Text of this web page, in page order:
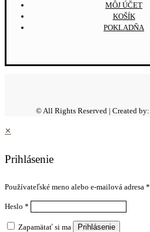
MÔJ ÚČET
KOŠÍK
POKLADŇA
© All Rights Reserved | Created by:
✕
Prihlásenie
Používateľské meno alebo e-mailová adresa *
Heslo *
Zapamätať si ma Prihlásenie